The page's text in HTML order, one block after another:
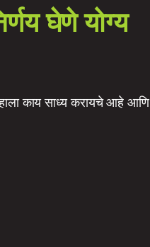
घेणे योग्य
काय साध्य करायचे आहे आणि